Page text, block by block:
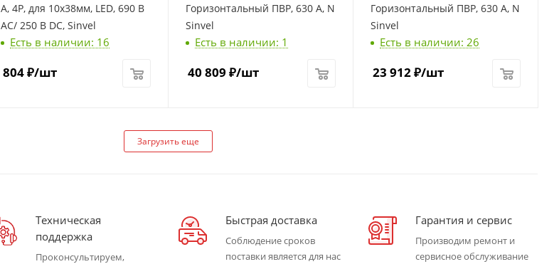
А, 4Р, для 10х38мм, LED, 690 B
AC/ 250 B DC, Sinvel
Есть в наличии: 16
804₽/шт
Горизонтальный ПВР, 630 A, NH3, 3P, монтаж на шины,
Sinvel
Есть в наличии: 1
40 809 ₽/шт
Горизонтальный ПВР, 630 A, NH3, 3P,
Sinvel
Есть в наличии: 26
23 912₽/шт
Загрузить еще
Техническая
поддержка
Проконсультируем,
Быстрая доставка
Соблюдение сроков
поставки является для нас
Гарантия и сервис
Производим ремонт и
сервисное обслуживание